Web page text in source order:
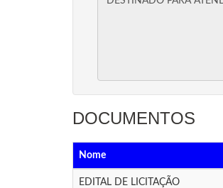
DOCUMENTOS
Nome
EDITAL DE LICITAÇÃO